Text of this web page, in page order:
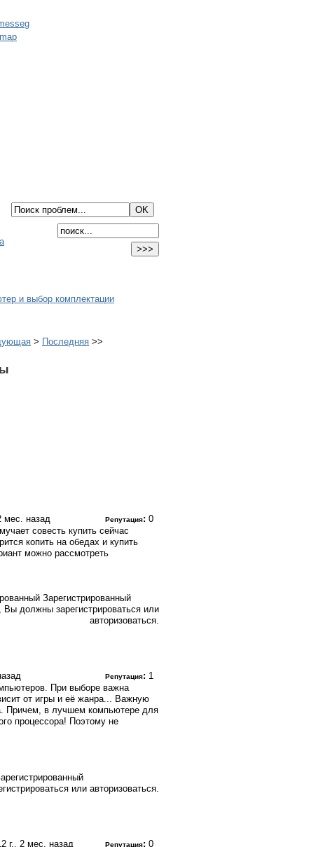
и выбор комплектации
> Последняя >>
мес. назад Репутация: 0
совесть купить сейчас
копить на обедах и купить
можно рассмотреть
Зарегистрированный
должны зарегистрироваться или
авторизоваться.
Репутация: 1
При выборе важна
от игры и её жанра... Важную
Причем, в лучшем компьютере для
процессора! Поэтому не
или авторизоваться.
г., 2 мес. назад Репутация: 0